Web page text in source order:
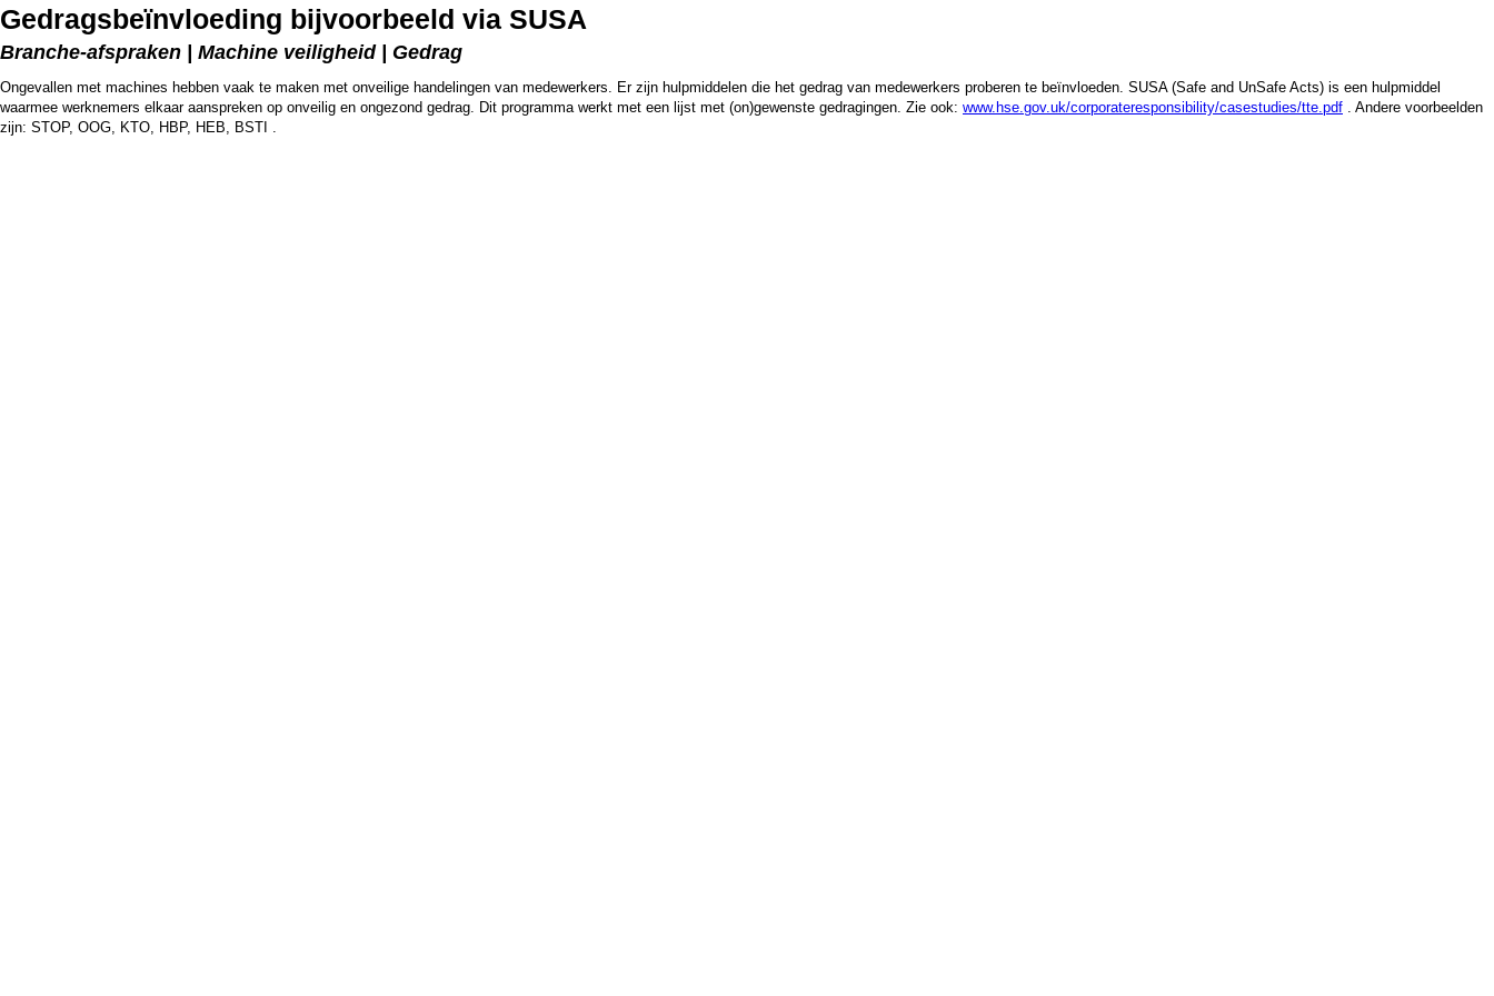
Gedragsbeïnvloeding bijvoorbeeld via SUSA
Branche-afspraken | Machine veiligheid | Gedrag
Ongevallen met machines hebben vaak te maken met onveilige handelingen van medewerkers. Er zijn hulpmiddelen die het gedrag van medewerkers proberen te beïnvloeden. SUSA (Safe and UnSafe Acts) is een hulpmiddel
waarmee werknemers elkaar aanspreken op onveilig en ongezond gedrag. Dit programma werkt met een lijst met (on)gewenste gedragingen. Zie ook: www.hse.gov.uk/corporateresponsibility/casestudies/tte.pdf . Andere voorbeelden
zijn: STOP, OOG, KTO, HBP, HEB, BSTI .